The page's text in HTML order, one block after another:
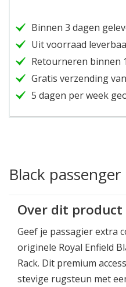
Black
Over dit product
Geef je passagier extra
originele Royal Enfield
Rack. Dit premium
stevige rugsteun met
Binnen 3 dagen
Uit voorraad
Retourneren binnen
Gratis verzending
5 dagen per week